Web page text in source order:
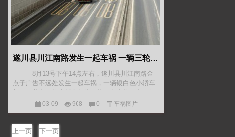
遂川县川江南路发生一起车祸 一辆三轮车和小轿车相撞
8月13号下午14点左右，遂川县川江南路金
点子广告不远处发生一起车祸，一辆银白色小轿车
到：三轮摩托车在速度较快的情况下直接驶入车道
的逆行方向，而此时
03-09 968 0 车祸图片
上一页 下一页